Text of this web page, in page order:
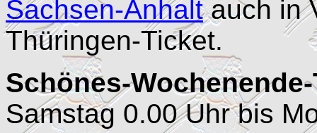
Sachsen-Anhaltauch in
Thüringen-Ticket.
Schönes-
Samstag 0.00 Uhr bis